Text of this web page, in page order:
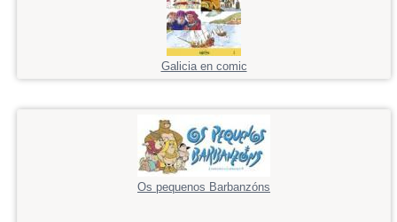
Galicia en comic
Os pequenos Barbanzóns